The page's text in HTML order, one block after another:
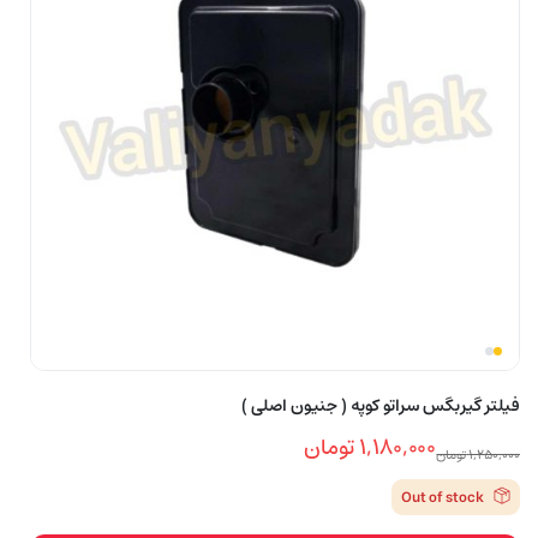
فیلتر گیربگس سراتو کوپه ( جنیون اصلی )
۱,۲۵۰,۰۰۰تومان
قیمت
اصلی
۱,۱۸۰,۰۰۰تومان
قیمت
فعلی
Out of stock